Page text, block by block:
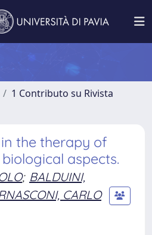
1 Contributo su Rivista
the therapy of
aspects.
; BALDUINI,
CARLO